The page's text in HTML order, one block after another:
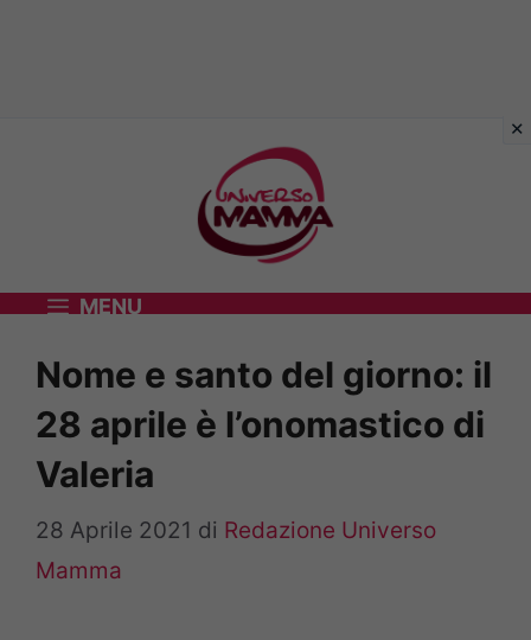
MENU
Nome e santo del giorno: il
28 aprile è l’onomastico di
Valeria
28 Aprile 2021 di Redazione Universo
Mamma